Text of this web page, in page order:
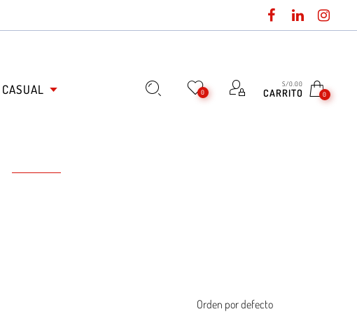
CASUAL 0
S/0.00
CARRITO 0